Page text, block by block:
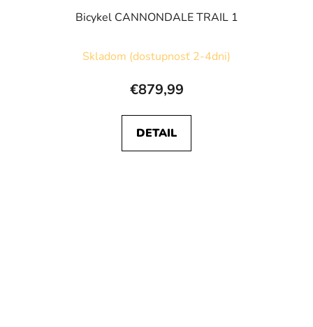
Bicykel CANNONDALE TRAIL 1
Skladom (dostupnosť 2-4dni)
€879,99
DETAIL